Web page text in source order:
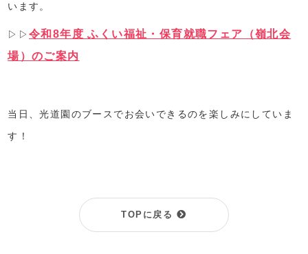
います。
▷▷ 令和8年度 ふくい福祉・保育就職フェア（嶺北会
場）のご案内
当日、光道園のブースでお会いできるのを楽しみにしていま
す！
TOPに戻る